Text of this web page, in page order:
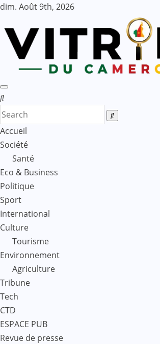
Skip
content
dim. Août 9th, 2026
Accueil
Société
Santé
Eco & Business
Politique
Sport
International
Culture
Tourisme
Environnement
Agriculture
Tribune
Tech
CTD
ESPACE PUB
Revue de presse